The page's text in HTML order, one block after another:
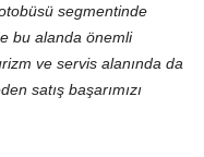
segmentinde
bu alanda önemli
ve servis alanında da
satış başarımızı